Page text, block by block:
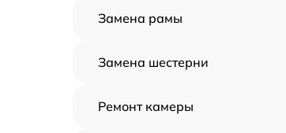
Замена рамы
Замена шестерни
Ремонт камеры